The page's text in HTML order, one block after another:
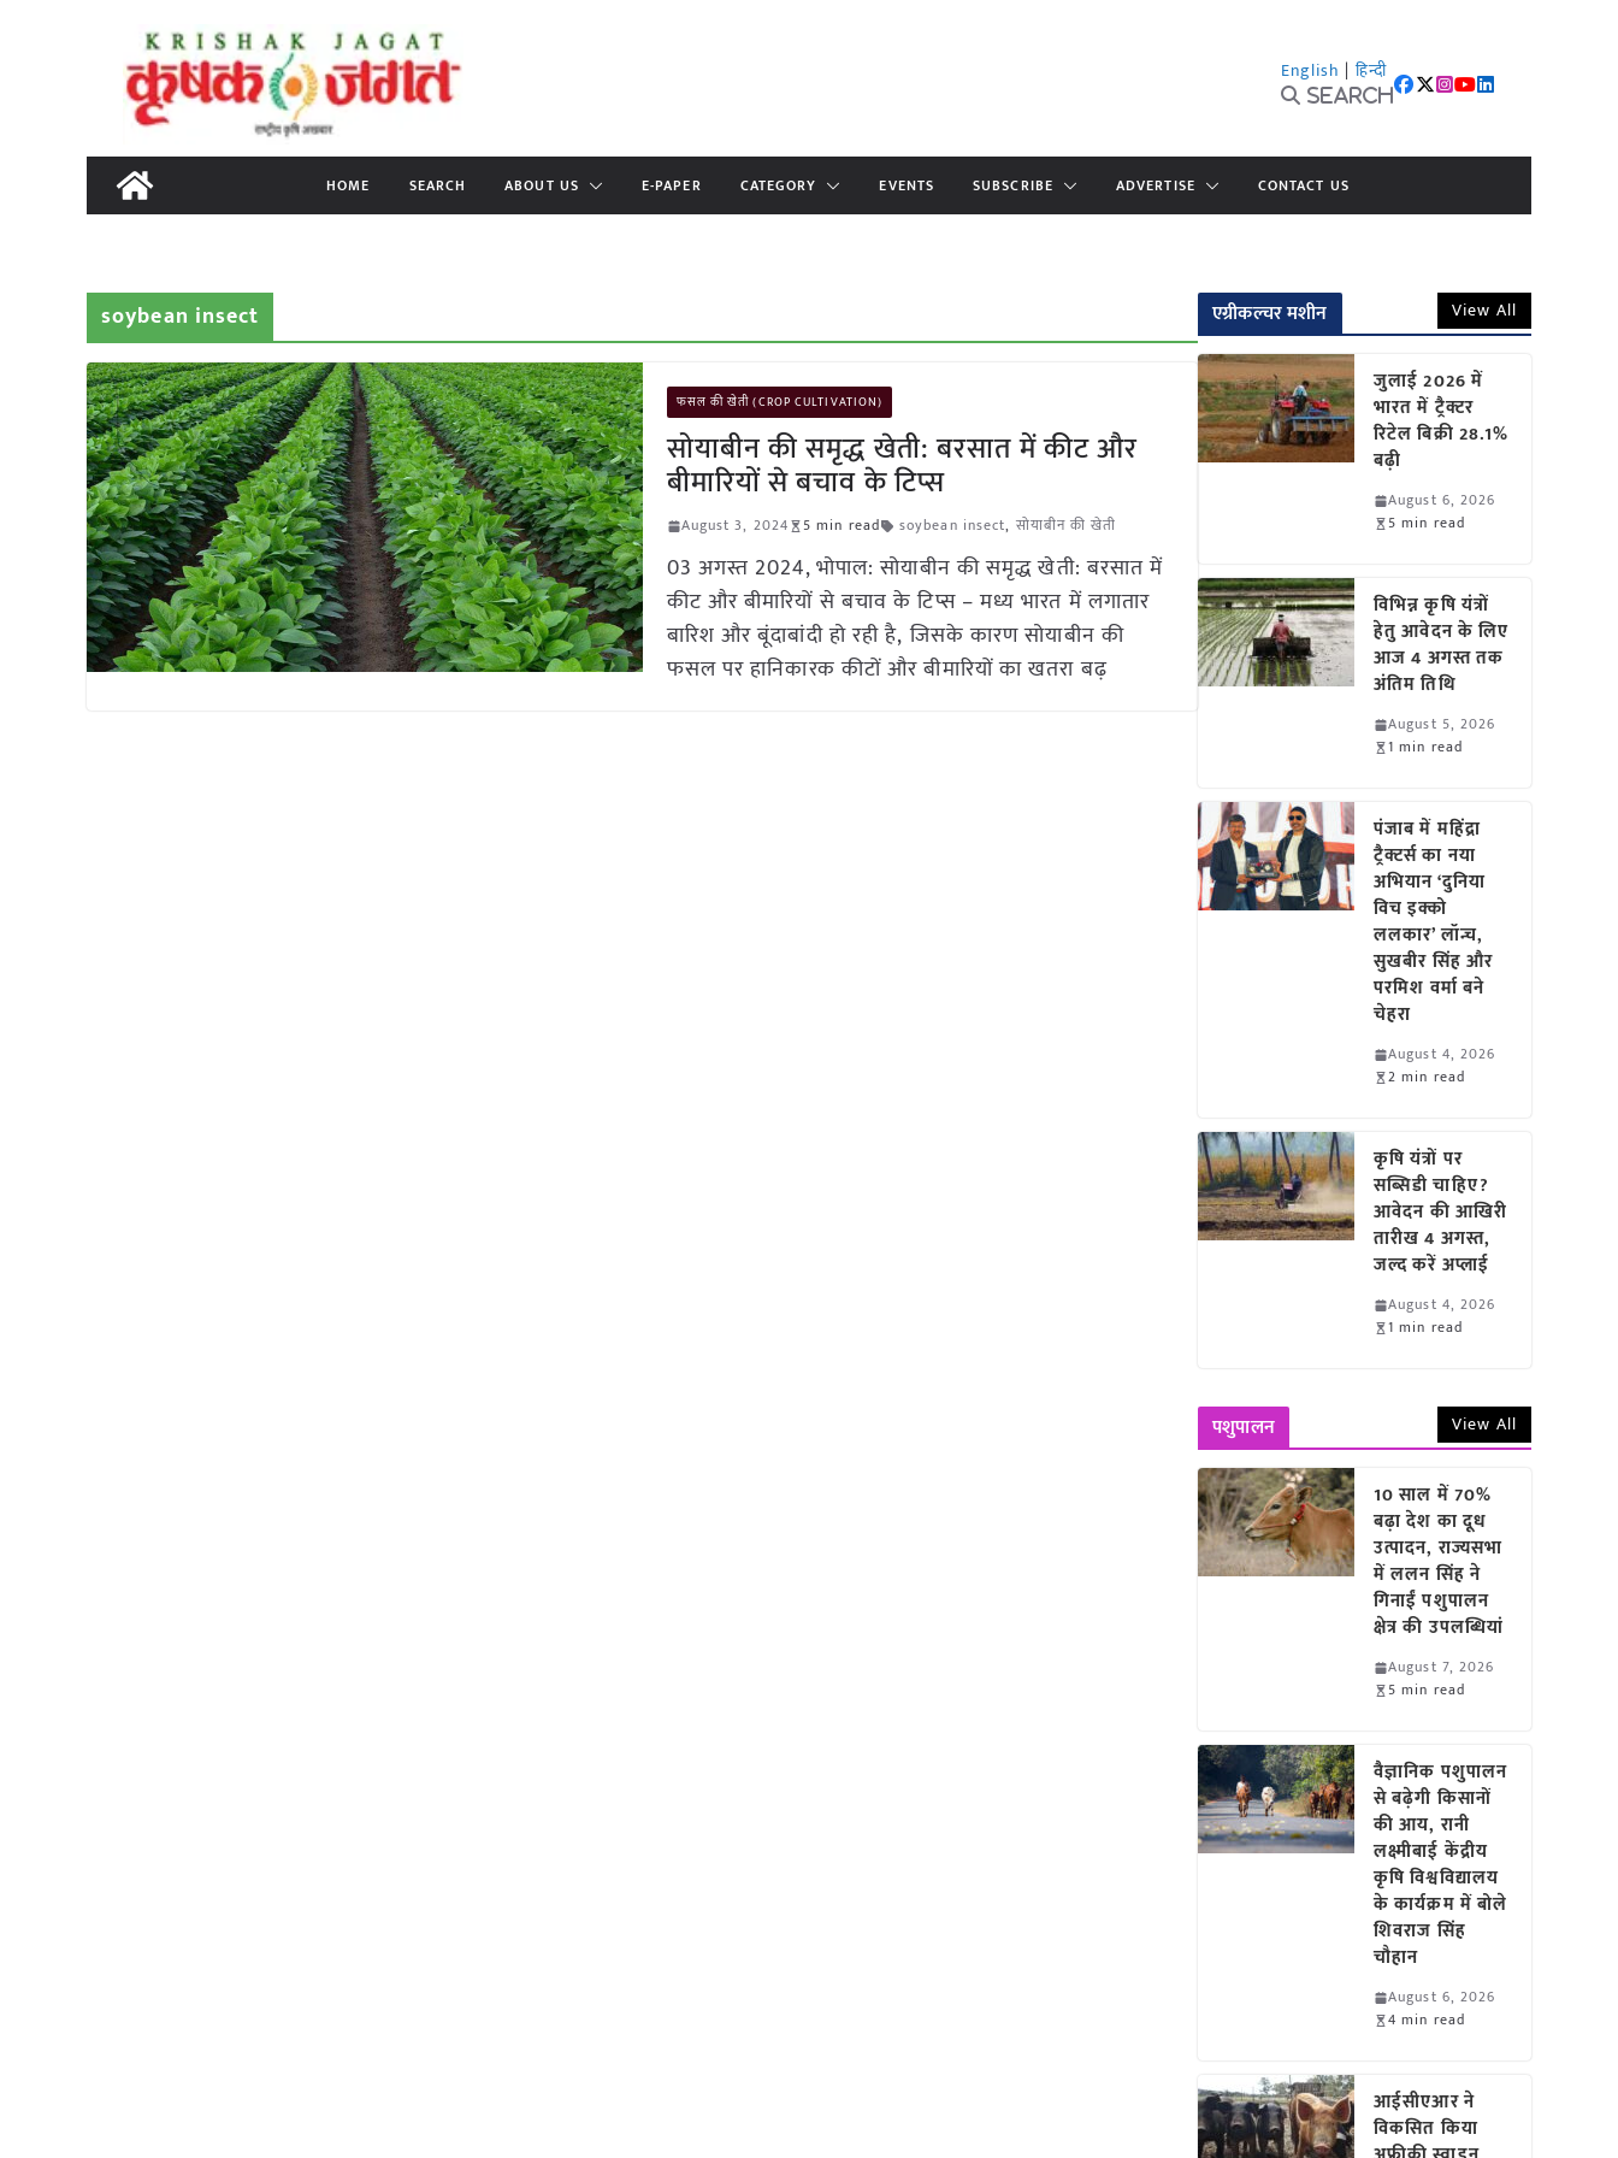
content
English | हिन्दी
Search
HOME SEARCH ABOUT US E-PAPER CATEGORY EVENTS SUBSCRIBE ADVERTISE CONTACT US
soybean insect
फसल की खेती (CROP CULTIVATION)
सोयाबीन की समृद्ध खेती: बरसात में कीट और
बीमारियों से बचाव के टिप्स
August 3, 2024 5 min read soybean insect, सोयाबीन की खेती
03 अगस्त 2024, भोपाल: सोयाबीन की समृद्ध खेती: बरसात में
कीट और बीमारियों से बचाव के टिप्स – मध्य भारत में लगातार
बारिश और बूंदाबांदी हो रही है, जिसके कारण सोयाबीन की
फसल पर हानिकारक कीटों और बीमारियों का खतरा बढ़
एग्रीकल्चर मशीन View All
जुलाई 2026 में
भारत में ट्रैक्टर
रिटेल बिक्री 28.1%
बढ़ी
August 6, 2026
5 min read
विभिन्न कृषि यंत्रों
हेतु आवेदन के लिए
आज 4 अगस्त तक
अंतिम तिथि
August 5, 2026
1 min read
पंजाब में महिंद्रा
ट्रैक्टर्स का नया
अभियान ‘दुनिया
विच इक्को
ललकार’ लॉन्च,
सुखबीर सिंह और
परमिश वर्मा बने
चेहरा
August 4, 2026
2 min read
कृषि यंत्रों पर
सब्सिडी चाहिए?
आवेदन की आखिरी
तारीख 4 अगस्त,
जल्द करें अप्लाई
August 4, 2026
1 min read
पशुपालन View All
10 साल में 70%
बढ़ा देश का दूध
उत्पादन, राज्यसभा
में ललन सिंह ने
गिनाईं पशुपालन
क्षेत्र की उपलब्धियां
August 7, 2026
5 min read
वैज्ञानिक पशुपालन
से बढ़ेगी किसानों
की आय, रानी
लक्ष्मीबाई केंद्रीय
कृषि विश्वविद्यालय
के कार्यक्रम में बोले
शिवराज सिंह
चौहान
August 6, 2026
4 min read
आईसीएआर ने
विकसित किया